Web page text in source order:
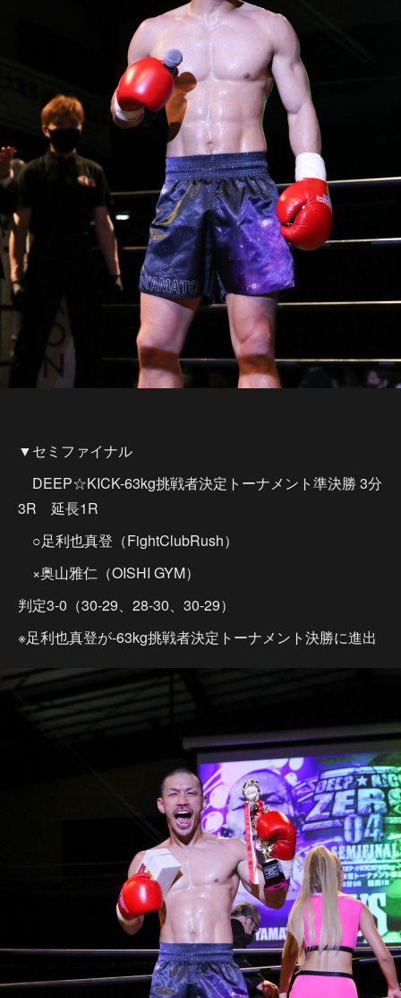
▼セミファイナル
DEEP☆KICK-63kg挑戦者決定トーナメント準決勝 3分
3R 延長1R
○足利也真登（FightClubRush）
×奥山雅仁（OISHI GYM）
判定3-0（30-29、28-30、30-29）
※足利也真登が-63kg挑戦者決定トーナメント決勝に進出